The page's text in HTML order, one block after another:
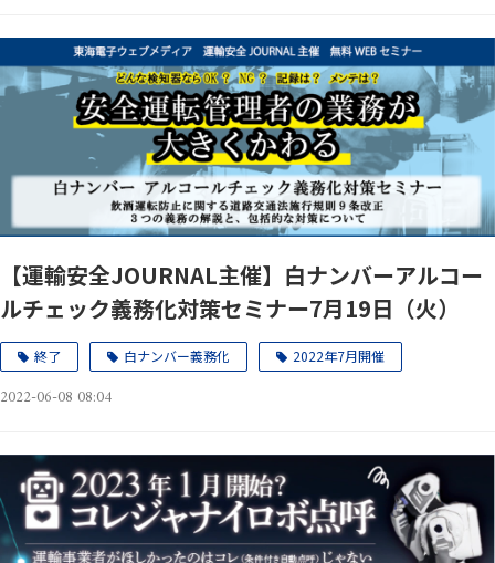
【運輸安全JOURNAL主催】白ナンバーアルコー
ルチェック義務化対策セミナー7月19日（火）
終了 白ナンバー義務化 2022年7月開催
2022-06-08 08:04